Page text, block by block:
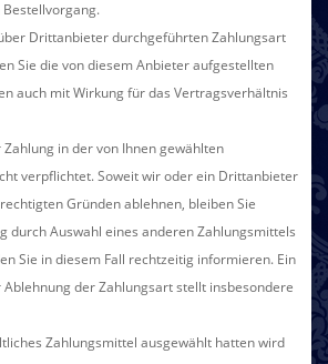
Drittanbieter durchgeführten Zahlungsart
Sie die von diesem Anbieter aufgestellten
auch mit Wirkung für das Vertragsverhältnis
in der von Ihnen gewählten
verpflichtet. Soweit wir oder ein Drittanbieter
Gründen ablehnen, bleiben Sie
durch Auswahl eines anderen Zahlungsmittels
Sie in diesem Fall rechtzeitig informieren. Ein
der Zahlungsart stellt insbesondere
Zahlungsmittel ausgewählt hatten wird